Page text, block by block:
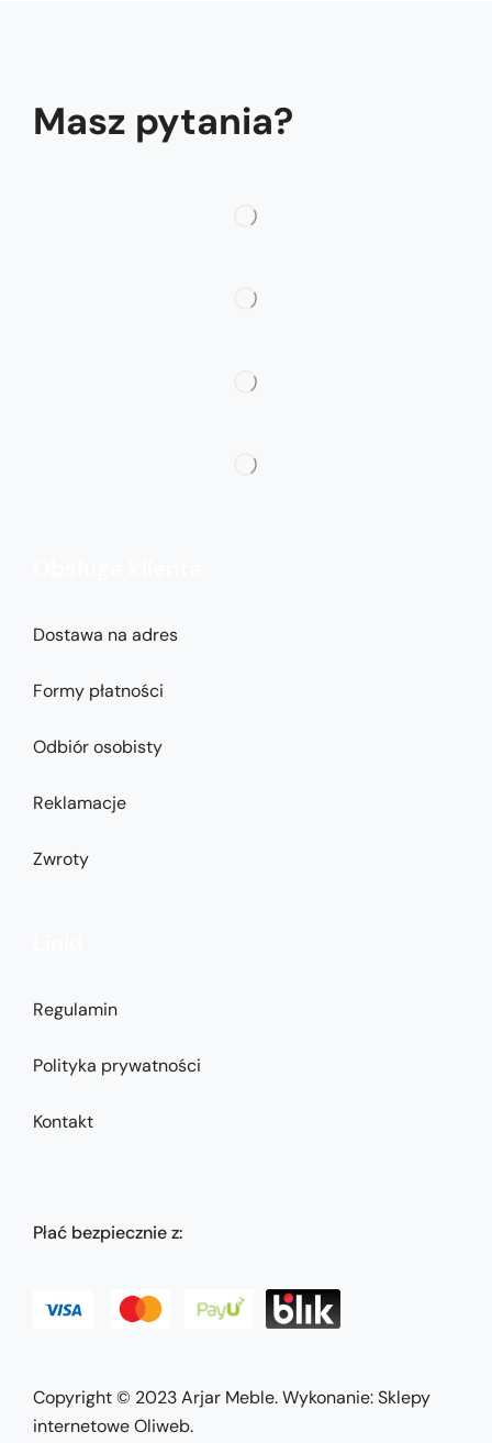
Masz pytania?
Dostawa na adres
Formy płatności
Odbiór osobisty
Reklamacje
Zwroty
Regulamin
Polityka prywatności
Kontakt
Płać bezpiecznie z:
Copyright © 2023Arjar Meble. Wykonanie:Sklepy
internetowe Oliweb.